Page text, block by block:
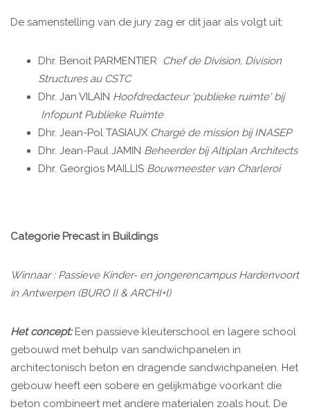
De samenstelling van de jury zag er dit jaar als volgt uit:
Dhr. Benoit PARMENTIER Chef de Division, Division
Structures au CSTC
Dhr. Jan VILAIN Hoofdredacteur 'publieke ruimte' bij
Infopunt Publieke Ruimte
Dhr. Jean-Pol TASIAUX Chargé de mission bij INASEP
Dhr. Jean-Paul JAMIN Beheerder bij Altiplan Architects
Dhr. Georgios MAILLIS Bouwmeester van Charleroi
Categorie Precast in Buildings
Winnaar : Passieve Kinder- en jongerencampus Hardenvoort
in Antwerpen (BURO II & ARCHI+I)
Het concept: Een passieve kleuterschool en lagere school
gebouwd met behulp van sandwichpanelen in
architectonisch beton en dragende sandwichpanelen. Het
gebouw heeft een sobere en gelijkmatige voorkant die
beton combineert met andere materialen zoals hout. De